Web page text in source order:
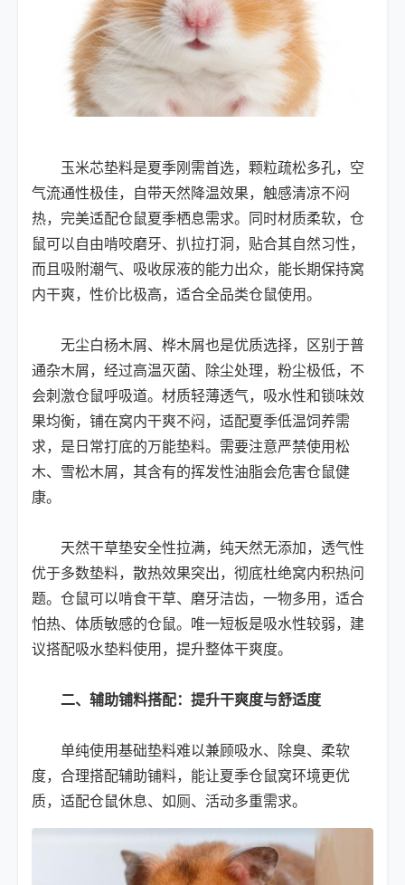
玉米芯垫料是夏季刚需首选，颗粒疏松多孔，空
气流通性极佳，自带天然降温效果，触感清凉不闷
热，完美适配仓鼠夏季栖息需求。同时材质柔软，仓
鼠可以自由啃咬磨牙、扒拉打洞，贴合其自然习性，
而且吸附潮气、吸收尿液的能力出众，能长期保持窝
内干爽，性价比极高，适合全品类仓鼠使用。
无尘白杨木屑、桦木屑也是优质选择，区别于普
通杂木屑，经过高温灭菌、除尘处理，粉尘极低，不
会刺激仓鼠呼吸道。材质轻薄透气，吸水性和锁味效
果均衡，铺在窝内干爽不闷，适配夏季低温饲养需
求，是日常打底的万能垫料。需要注意严禁使用松
木、雪松木屑，其含有的挥发性油脂会危害仓鼠健
康。
天然干草垫安全性拉满，纯天然无添加，透气性
优于多数垫料，散热效果突出，彻底杜绝窝内积热问
题。仓鼠可以啃食干草、磨牙洁齿，一物多用，适合
怕热、体质敏感的仓鼠。唯一短板是吸水性较弱，建
议搭配吸水垫料使用，提升整体干爽度。
二、辅助铺料搭配：提升干爽度与舒适度
单纯使用基础垫料难以兼顾吸水、除臭、柔软
度，合理搭配辅助铺料，能让夏季仓鼠窝环境更优
质，适配仓鼠休息、如厕、活动多重需求。